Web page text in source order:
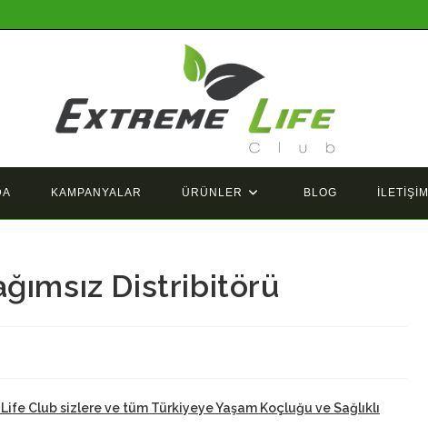
KAMPANYALAR ÜRÜNLER BLOG İLETİŞİM
Distribitörü
Club sizlere ve tüm Türkiyeye Yaşam Koçluğu ve Sağlıklı